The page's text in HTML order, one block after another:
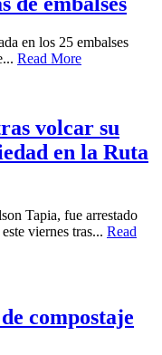
en los 25 embalses
Read More
volcar su
en la Ruta
Tapia, fue arrestado
viernes tras... Read
compostaje